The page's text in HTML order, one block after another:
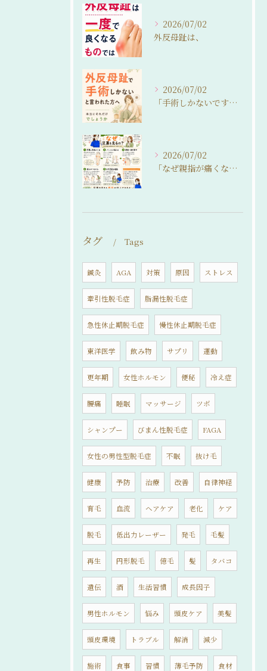
2026/07/02
外反母趾は、
2026/07/02
「手術しかないですね…」
2026/07/02
「なぜ親指が痛くなるの？」
タグ Tags
鍼灸 AGA 対策 原因 ストレス
牽引性脱毛症 脂漏性脱毛症
急性休止期脱毛症 慢性休止期脱毛症
東洋医学 飲み物 サプリ 運動
更年期 女性ホルモン 便秘 冷え症
腰痛 睡眠 マッサージ ツボ
シャンプー びまん性脱毛症 FAGA
女性の男性型脱毛症 不眠 抜け毛
健康 予防 治療 改善 自律神経
育毛 血流 ヘアケア 老化 ケア
脱毛 低出力レーザー 発毛 毛髪
再生 円形脱毛 億毛 髪 タバコ
遺伝 酒 生活習慣 成長因子
男性ホルモン 悩み 頭皮ケア 美髪
頭皮環境 トラブル 解消 減少
施術 食事 習慣 薄毛予防 食材